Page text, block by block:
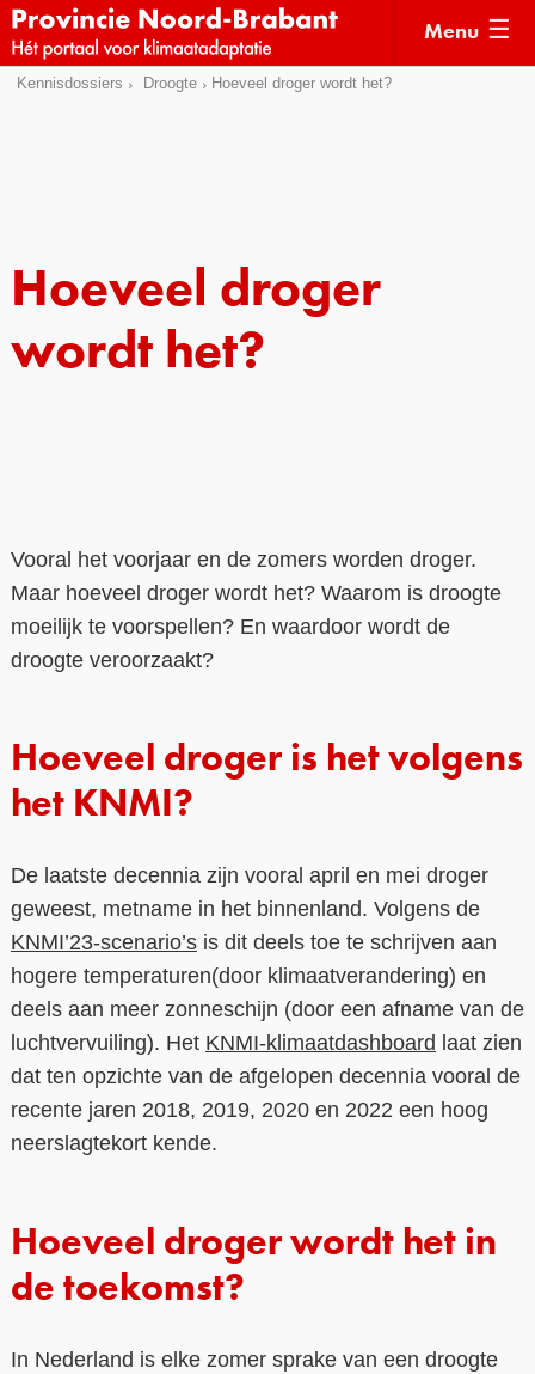
Sla
menu
Direct
de
Menu
Kennisdossiers Droogte Hoeveel droger wordt het?
Hoeveel droger
wordt het?
Vooral het voorjaar en de zomers worden droger.
Maar hoeveel droger wordt het? Waarom is droogte
moeilijk te voorspellen? En waardoor wordt de
droogte veroorzaakt?
Hoeveel droger is het volgens
het KNMI?
De laatste decennia zijn vooral april en mei droger
geweest, metname in het binnenland. Volgens de
KNMI’23-scenario’sis dit deels toe te schrijven aan
hogere temperaturen(door klimaatverandering) en
deels aan meer zonneschijn (door een afname van de
luchtvervuiling). Het KNMI-klimaatdashboard laat zien
dat ten opzichte van de afgelopen decennia vooral de
recente jaren 2018, 2019, 2020 en 2022 een hoog
neerslagtekort kende.
Hoeveel droger wordt het in
de toekomst?
In Nederland is elke zomer sprake van een droogte
Actueel
Hulpmiddelen
Voorbeelden
Contact
Over ons